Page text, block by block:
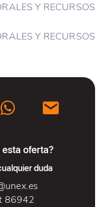
Y RECURSOS
Y RECURSOS
oferta?
duda
86942